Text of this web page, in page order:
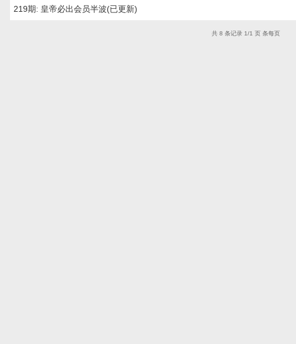
219期: 皇帝必出会员半波(已更新)
共 8 条记录 1/1 页 条每页